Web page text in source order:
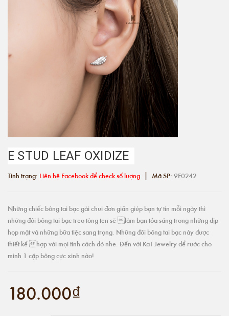
E STUD LEAF OXIDIZE
Tình trạng: Liên hệ Facebook để check số lượng | Mã SP: 9F0242
Những chiếc bông tai bạc gài chui đơn giản giúp bạn tự tin mỗi ngày thì
những đôi bông tai bạc treo tòng ten sẽ làm bạn tỏa sáng trong những dịp
họp mặt và những bữa tiệc sang trọng. Những đôi bông tai bạc này được
thiết kế hợp với mọi tính cách đó nhe. Đến với KaT Jewelry để rước cho
mình 1 cặp bông cực xinh nào!
180.000₫